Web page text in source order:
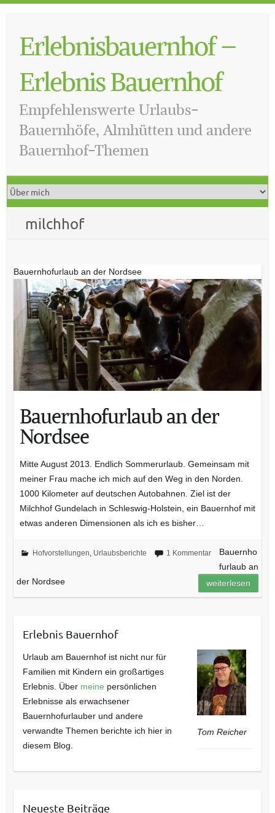
contentErlebnisbauernhof –
Erlebnis Bauernhof
Empfehlenswerte Urlaubs-
Bauernhöfe, Almhütten und andere
Bauernhof-Themen
milchhof
Bauernhofurlaub an der Nordsee
Bauernhofurlaub an der
Nordsee
Mitte August 2013. Endlich Sommerurlaub. Gemeinsam mit
meiner Frau mache ich mich auf den Weg in den Norden.
1000 Kilometer auf deutschen Autobahnen. Ziel ist der
Milchhof Gundelach in Schleswig-Holstein, ein Bauernhof mit
etwas anderen Dimensionen als ich es bisher…
Hofvorstellungen, Urlaubsberichte 1 Kommentar
Bauernho
furlaub an
der Nordsee
weiterlesen
Erlebnis Bauernhof
Tom Reicher
Urlaub am Bauernhof ist nicht nur für
Familien mit Kindern ein großartiges
Erlebnis. Über meine persönlichen
Erlebnisse als erwachsener
Bauernhofurlauber und andere
verwandte Themen berichte ich hier in
diesem Blog.
Neueste Beiträge